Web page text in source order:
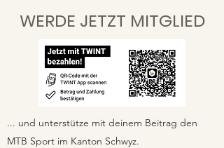
WERDE JETZT MITGLIED
... und unterstütze mit deinem Beitrag den
MTB Sport im Kanton Schwyz.